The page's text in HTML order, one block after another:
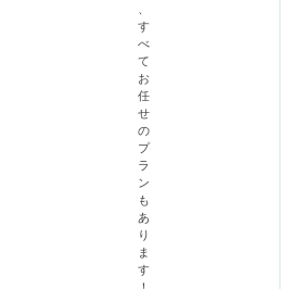
す
べ
て
お
任
せ
の
プ
ラ
ン
も
あ
り
ま
す
！